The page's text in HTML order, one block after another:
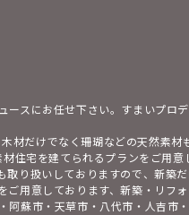
スにお任せ下さい。すまいプロ
材だけでなく珊瑚などの天然素
住宅を建てられるプランをご用
り扱いしておりますので、新築
用意しております、新築・リフ
蘇市・天草市・八代市・人吉市